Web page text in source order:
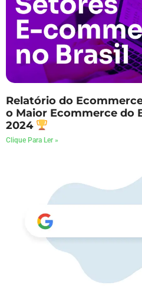
Relatório do
o Maior Ecommerce do
2024
Clique Para Ler »